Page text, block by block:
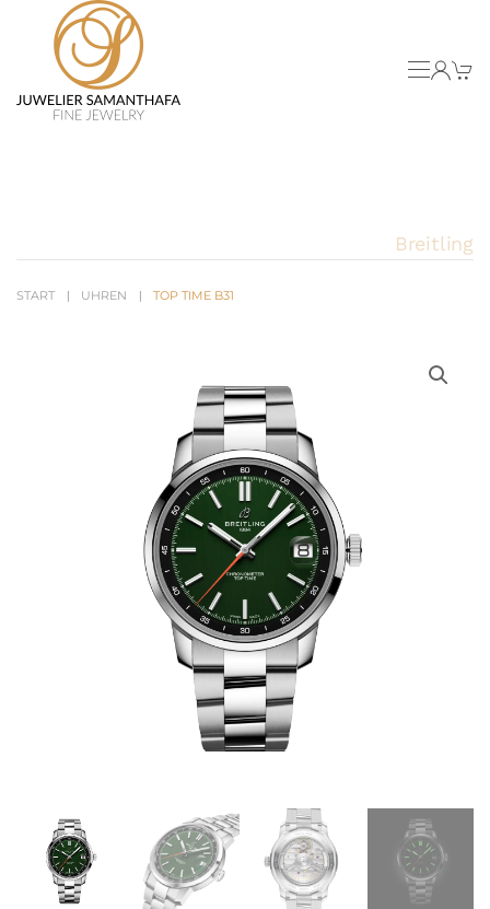
Skip to main content
Breitling
START UHREN TOP TIME B31